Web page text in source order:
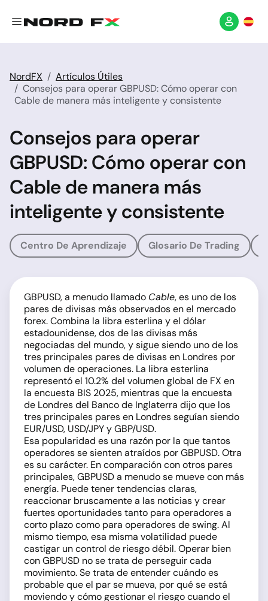
NordFX
Artículos Útiles
Consejos para operar GBPUSD: Cómo operar con
Cable de manera más inteligente y consistente
Consejos para operar
GBPUSD: Cómo operar con
Cable de manera más
inteligente y consistente
Centro De Aprendizaje Glosario De Trading
GBPUSD, a menudo llamado Cable, es uno de los
pares de divisas más observados en el mercado
forex. Combina la libra esterlina y el dólar
estadounidense, dos de las divisas más
negociadas del mundo, y sigue siendo uno de los
tres principales pares de divisas en Londres por
volumen de operaciones. La libra esterlina
representó el 10.2% del volumen global de FX en
la encuesta BIS 2025, mientras que la encuesta
de Londres del Banco de Inglaterra dijo que los
tres principales pares en Londres seguían siendo
EUR/USD, USD/JPY y GBP/USD.
Esa popularidad es una razón por la que tantos
operadores se sienten atraídos por GBPUSD. Otra
es su carácter. En comparación con otros pares
principales, GBPUSD a menudo se mueve con más
energía. Puede tener tendencias claras,
reaccionar bruscamente a las noticias y crear
fuertes oportunidades tanto para operadores a
corto plazo como para operadores de swing. Al
mismo tiempo, esa misma volatilidad puede
castigar un control de riesgo débil. Operar bien
con GBPUSD no se trata de perseguir cada
movimiento. Se trata de entender cuándo es
probable que el par se mueva, por qué se está
moviendo y cómo gestionar el riesgo cuando el